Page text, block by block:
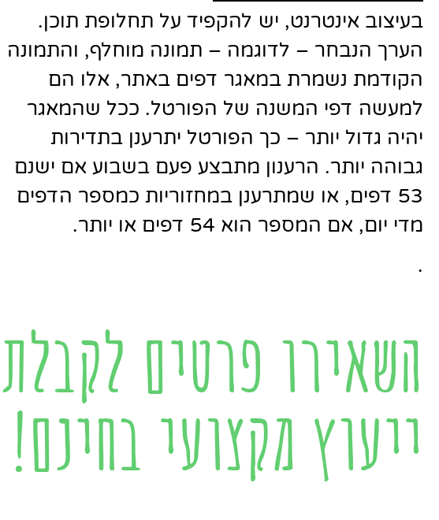
בעיצוב אינטרנט, יש להקפיד על תחלופת תוכן.
הערך הנבחר – לדוגמה – תמונה מוחלף, והתמונה
הקודמת נשמרת במאגר דפים באתר, אלו הם
למעשה דפי המשנה של הפורטל. ככל שהמאגר
יהיה גדול יותר – כך הפורטל יתרענן בתדירות
גבוהה יותר. הרענון מתבצע פעם בשבוע אם ישנם
53 דפים, או שמתרענן במחזוריות כמספר הדפים
מדי יום, אם המספר הוא 54 דפים או יותר
.
.
השאירו פרטים לקבלת
ייעוץ מקצועי בחינם!